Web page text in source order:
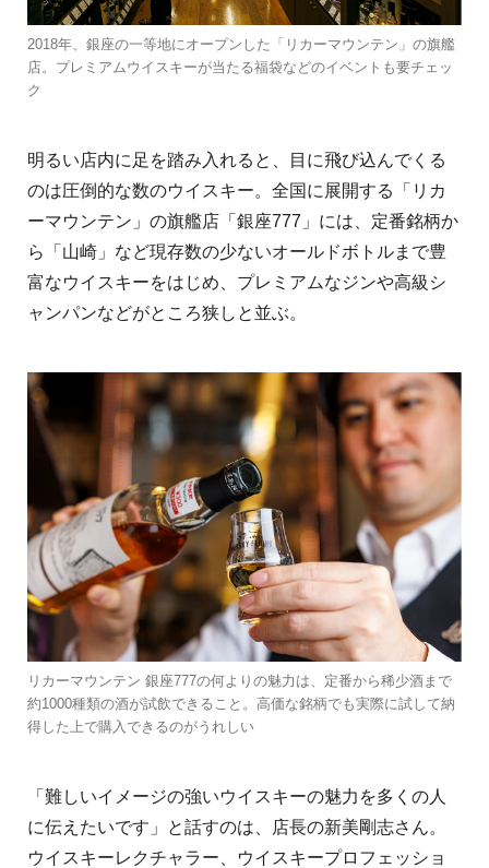
2018年、銀座の一等地にオープンした「リカーマウンテン」の旗艦
店。プレミアムウイスキーが当たる福袋などのイベントも要チェッ
ク
明るい店内に足を踏み入れると、目に飛び込んでくる
のは圧倒的な数のウイスキー。全国に展開する「リカ
ーマウンテン」の旗艦店「銀座777」には、定番銘柄か
ら「山崎」など現存数の少ないオールドボトルまで豊
富なウイスキーをはじめ、プレミアムなジンや高級シ
ャンパンなどがところ狭しと並ぶ。
リカーマウンテン 銀座777の何よりの魅力は、定番から稀少酒まで
約1000種類の酒が試飲できること。高価な銘柄でも実際に試して納
得した上で購入できるのがうれしい
「難しいイメージの強いウイスキーの魅力を多くの人
に伝えたいです」と話すのは、店長の新美剛志さん。
ウイスキーレクチャラー、ウイスキープロフェッショ